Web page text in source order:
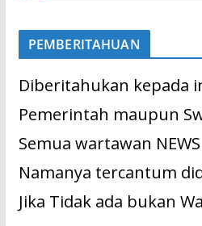
PEMBERITAHUAN
Diberitahukan kepada
Pemerintah maupun
Semua wartawan
Namanya tercantum
Jika Tidak ada bukan